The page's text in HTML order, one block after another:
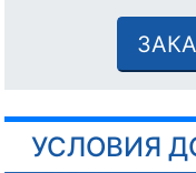
УСЛОВИЯ